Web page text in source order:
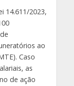
14.611/2023,
ao
Caso
as
de ação